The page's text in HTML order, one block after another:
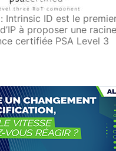
Intrinsic ID est le
à proposer une
certifiée PSA Level 3